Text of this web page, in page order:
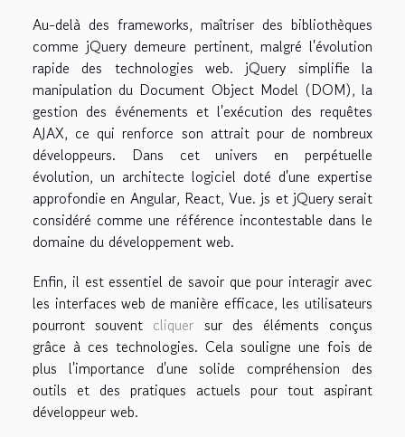
Au-delà des frameworks, maîtriser des bibliothèques
comme jQuery demeure pertinent, malgré l'évolution
rapide des technologies web. jQuery simplifie la
manipulation du Document Object Model (DOM), la
gestion des événements et l'exécution des requêtes
AJAX, ce qui renforce son attrait pour de nombreux
développeurs. Dans cet univers en perpétuelle
évolution, un architecte logiciel doté d'une expertise
approfondie en Angular, React, Vue. js et jQuery serait
considéré comme une référence incontestable dans le
domaine du développement web.
Enfin, il est essentiel de savoir que pour interagir avec
les interfaces web de manière efficace, les utilisateurs
pourront souvent cliquer sur des éléments conçus
grâce à ces technologies. Cela souligne une fois de
plus l'importance d'une solide compréhension des
outils et des pratiques actuels pour tout aspirant
développeur web.